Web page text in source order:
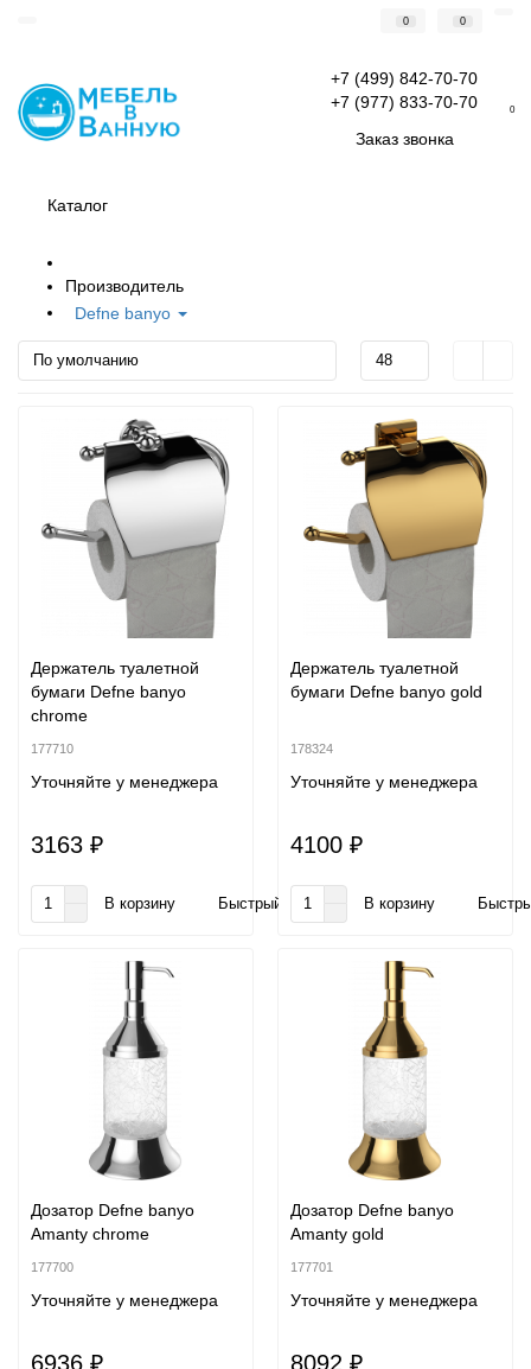
0 0
+7 (499) 842-70-70
+7 (977) 833-70-70
Заказ звонка
0
Каталог
Производитель
Defne banyo
Держатель туалетной
бумаги Defne banyo
chrome
177710
Уточняйте у менеджера
3163 ₽
В корзину Быстрый заказ
Держатель туалетной
бумаги Defne banyo gold
178324
Уточняйте у менеджера
4100 ₽
В корзину
Дозатор Defne banyo
Amanty chrome
177700
Уточняйте у менеджера
6936 ₽
Дозатор Defne banyo
Amanty gold
177701
Уточняйте у менеджера
8092 ₽